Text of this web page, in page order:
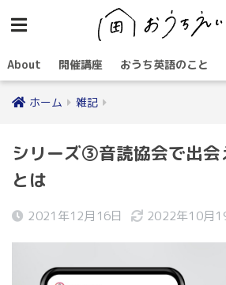
About 開催講座 おうち英語のこと
ホーム 雑記
シリーズ③音読協会で出会
とは
2021年12月16日 2022年10月